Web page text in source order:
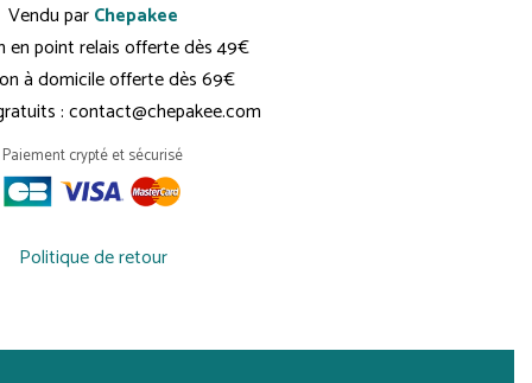
Vendu parChepakee
en point relais offerte dès 49€
à domicile offerte dès 69€
: contact@chepakee.com
Paiement crypté et sécurisé
Politique de retour